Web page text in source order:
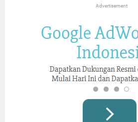
Advertisement